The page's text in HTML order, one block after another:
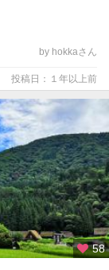
by hokkaさん
投稿日：１年以上前
58